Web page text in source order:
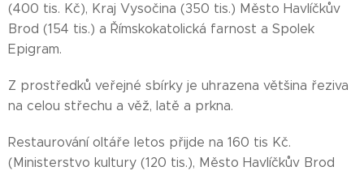
(400 tis. Kč), Kraj Vysočina (350 tis.) Město Havlíčkův
Brod (154 tis.) a Římskokatolická farnost a Spolek
Epigram.
Z prostředků veřejné sbírky je uhrazena většina řeziva
na celou střechu a věž, latě a prkna.
Restaurování oltáře letos přijde na 160 tis Kč.
(Ministerstvo kultury (120 tis.), Město Havlíčkův Brod